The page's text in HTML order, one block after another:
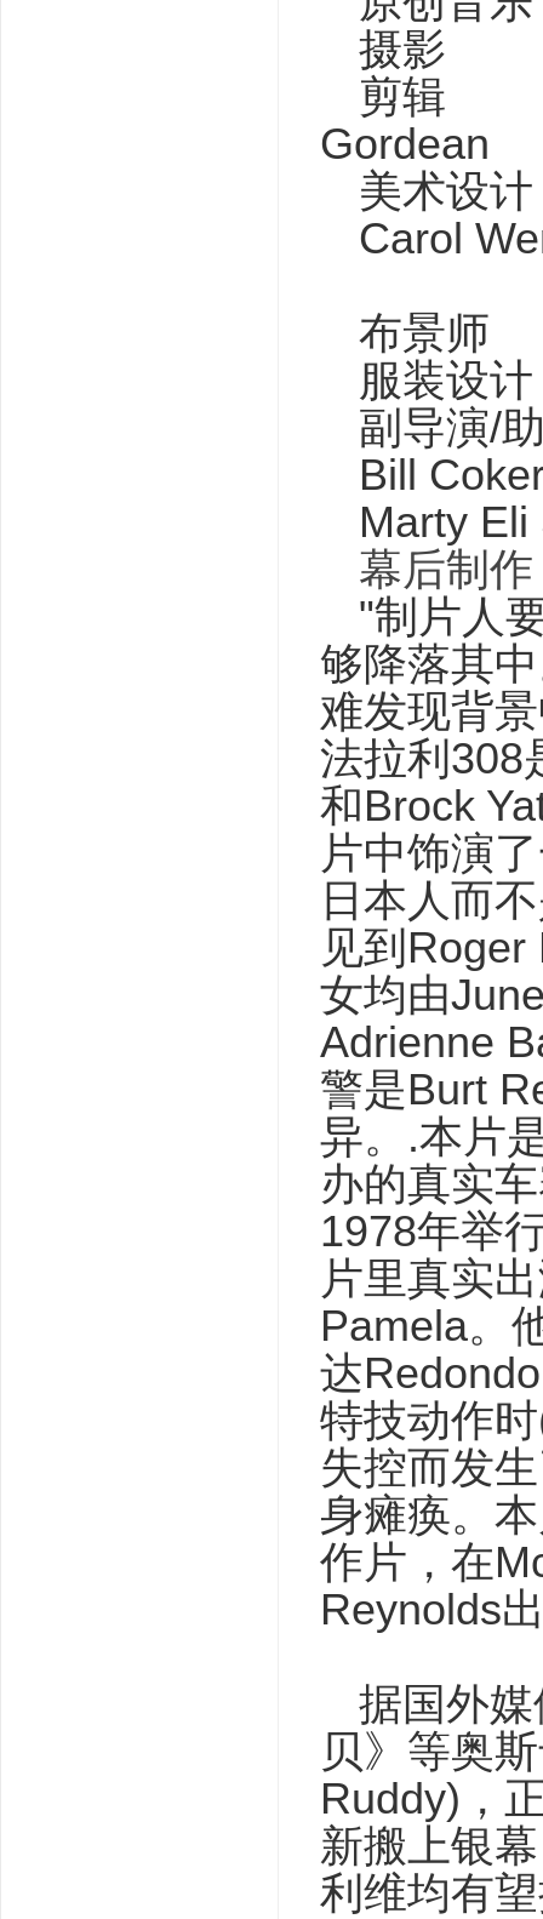
摄影
剪辑 唐
Gordean
美术
Carol
布景师
服装设
副导演/
Bill
Marty
幕后制作
"制片人
够降落其
难发现背
法拉利308
和Brock
片中饰演
日本人而
见到
女均由
Adrienne
警是Burt
异。.本片
办的真实
1978年举
片里真实
Pamela。
达
特技动作
失控而发
身瘫痪。
作片，在
Reynolds
据国外
贝》等奥
Ruddy)，
新搬上银
利维均有